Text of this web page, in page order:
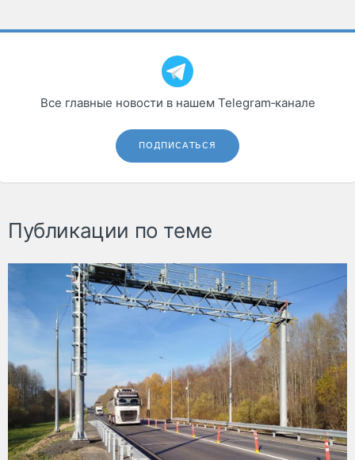
Все главные новости в нашем Telegram‑канале
ПОДПИСАТЬСЯ
Публикации по теме